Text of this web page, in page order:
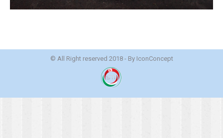
© All Right reserved 2018 - By IconConcept